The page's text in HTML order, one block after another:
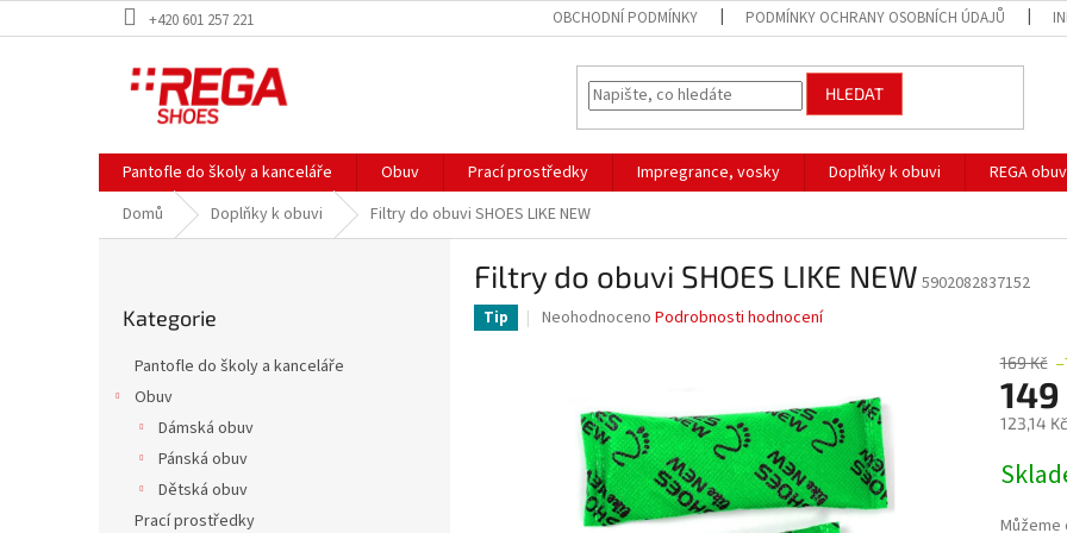
na
+420 601 257 221 OBCHODNÍ PODMÍNKY PODMÍNKY OCHRANY OSOBNÍCH ÚDAJŮ
HLEDAT
Pantofle do školy a kanceláře Obuv Prací prostředky Impregrance, vosky Doplňky k obuvi REGA obuv
Domů
Doplňky k obuvi Filtry do obuvi SHOES LIKE NEW
kategorie
Kategorie
Pantofle do školy a kanceláře
Obuv
Dámská obuv
Pánská obuv
Dětská obuv
Prací prostředky
Filtry do obuvi SHOES LIKE NEW 5902082837152
Tip
Průměrné
hvězdiček.
Neohodnoceno Podrobnosti hodnocení
169 Kč
149
123,14
cena:
Můžeme